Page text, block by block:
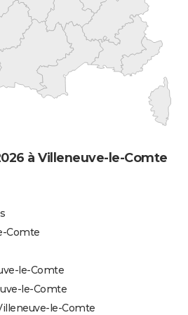
à Villeneuve-le-Comte
Comte
le-Comte
le-Comte
le-Comte